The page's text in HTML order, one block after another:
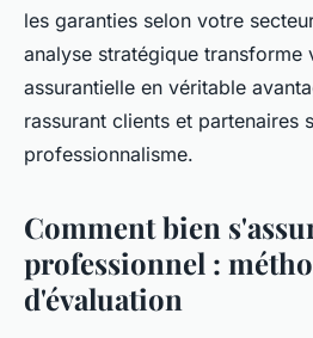
les garanties selon votre
analyse stratégique transforme
assurantielle en véritable
rassurant clients et partenaires
professionnalisme.
Comment bien
professionnel :
d'évaluation